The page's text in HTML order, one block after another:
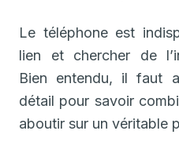
Le téléphone est
lien et chercher de
Bien entendu, il faut
détail pour savoir
aboutir sur un véritable